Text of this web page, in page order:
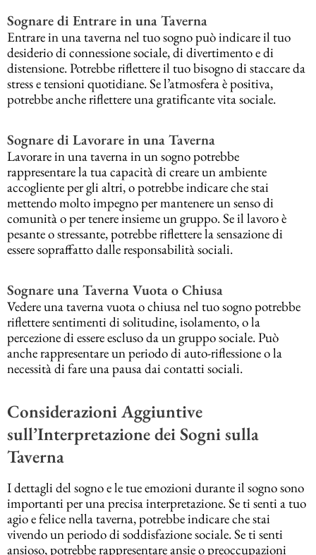
Sognare di Entrare in una Taverna
Entrare in una taverna nel tuo sogno può indicare il tuo
desiderio di connessione sociale, di divertimento e di
distensione. Potrebbe riflettere il tuo bisogno di staccare da
stress e tensioni quotidiane. Se l’atmosfera è positiva,
potrebbe anche riflettere una gratificante vita sociale.
Sognare di Lavorare in una Taverna
Lavorare in una taverna in un sogno potrebbe
rappresentare la tua capacità di creare un ambiente
accogliente per gli altri, o potrebbe indicare che stai
mettendo molto impegno per mantenere un senso di
comunità o per tenere insieme un gruppo. Se il lavoro è
pesante o stressante, potrebbe riflettere la sensazione di
essere sopraffatto dalle responsabilità sociali.
Sognare una Taverna Vuota o Chiusa
Vedere una taverna vuota o chiusa nel tuo sogno potrebbe
riflettere sentimenti di solitudine, isolamento, o la
percezione di essere escluso da un gruppo sociale. Può
anche rappresentare un periodo di auto-riflessione o la
necessità di fare una pausa dai contatti sociali.
Considerazioni Aggiuntive
sull’Interpretazione dei Sogni sulla
Taverna
I dettagli del sogno e le tue emozioni durante il sogno sono
importanti per una precisa interpretazione. Se ti senti a tuo
agio e felice nella taverna, potrebbe indicare che stai
vivendo un periodo di soddisfazione sociale. Se ti senti
ansioso, potrebbe rappresentare ansie o preoccupazioni